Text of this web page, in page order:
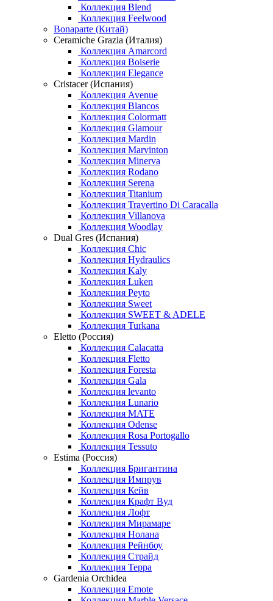
Коллекция Blend
Коллекция Feelwood
Bonaparte (Китай)
Ceramiche Grazia (Италия)
Коллекция Amarcord
Коллекция Boiserie
Коллекция Elegance
Cristacer (Испания)
Коллекция Avenue
Коллекция Blancos
Коллекция Colormatt
Коллекция Glamour
Коллекция Mardin
Коллекция Marvinton
Коллекция Minerva
Коллекция Rodano
Коллекция Serena
Коллекция Titanium
Коллекция Travertino Di Caracalla
Коллекция Villanova
Коллекция Woodlay
Dual Gres (Испания)
Коллекция Chic
Коллекция Hydraulics
Коллекция Kaly
Коллекция Luken
Коллекция Peyto
Коллекция Sweet
Коллекция SWEET & ADELE
Коллекция Turkana
Eletto (Россия)
Коллекция Calacatta
Коллекция Fletto
Коллекция Foresta
Коллекция Gala
Коллекция levanto
Коллекция Lunario
Коллекция MATE
Коллекция Odense
Коллекция Rosa Portogallo
Коллекция Tessuto
Estima (Россия)
Коллекция Бригантина
Коллекция Импрув
Коллекция Кейв
Коллекция Крафт Вуд
Коллекция Лофт
Коллекция Мирамаре
Коллекция Нолана
Коллекция Рейнбоу
Коллекция Страйд
Коллекция Терра
Gardenia Orchidea
Коллекция Emote